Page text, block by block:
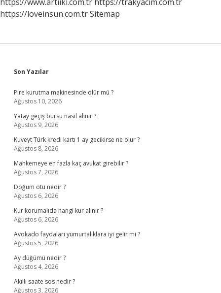
https://loveinsun.com.trSitemap
Sidebar
Son Yazılar
Pire kurutma makinesinde ölür mü ?
Ağustos 10, 2026
Yatay geçiş bursu nasıl alınır ?
Ağustos 9, 2026
Kuveyt Türk kredi kartı 1 ay gecikirse ne olur ?
Ağustos 8, 2026
Mahkemeye en fazla kaç avukat girebilir ?
Ağustos 7, 2026
Doğum otu nedir ?
Ağustos 6, 2026
Kur korumalıda hangi kur alınır ?
Ağustos 6, 2026
Avokado faydaları yumurtalıklara iyi gelir mi ?
Ağustos 5, 2026
Ay düğümü nedir ?
Ağustos 4, 2026
Akıllı saate sos nedir ?
Ağustos 3, 2026